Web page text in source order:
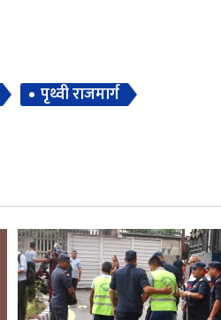
पृथ्वी राजमार्ग